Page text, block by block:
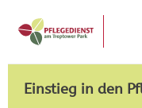
to
content
Einstieg in den